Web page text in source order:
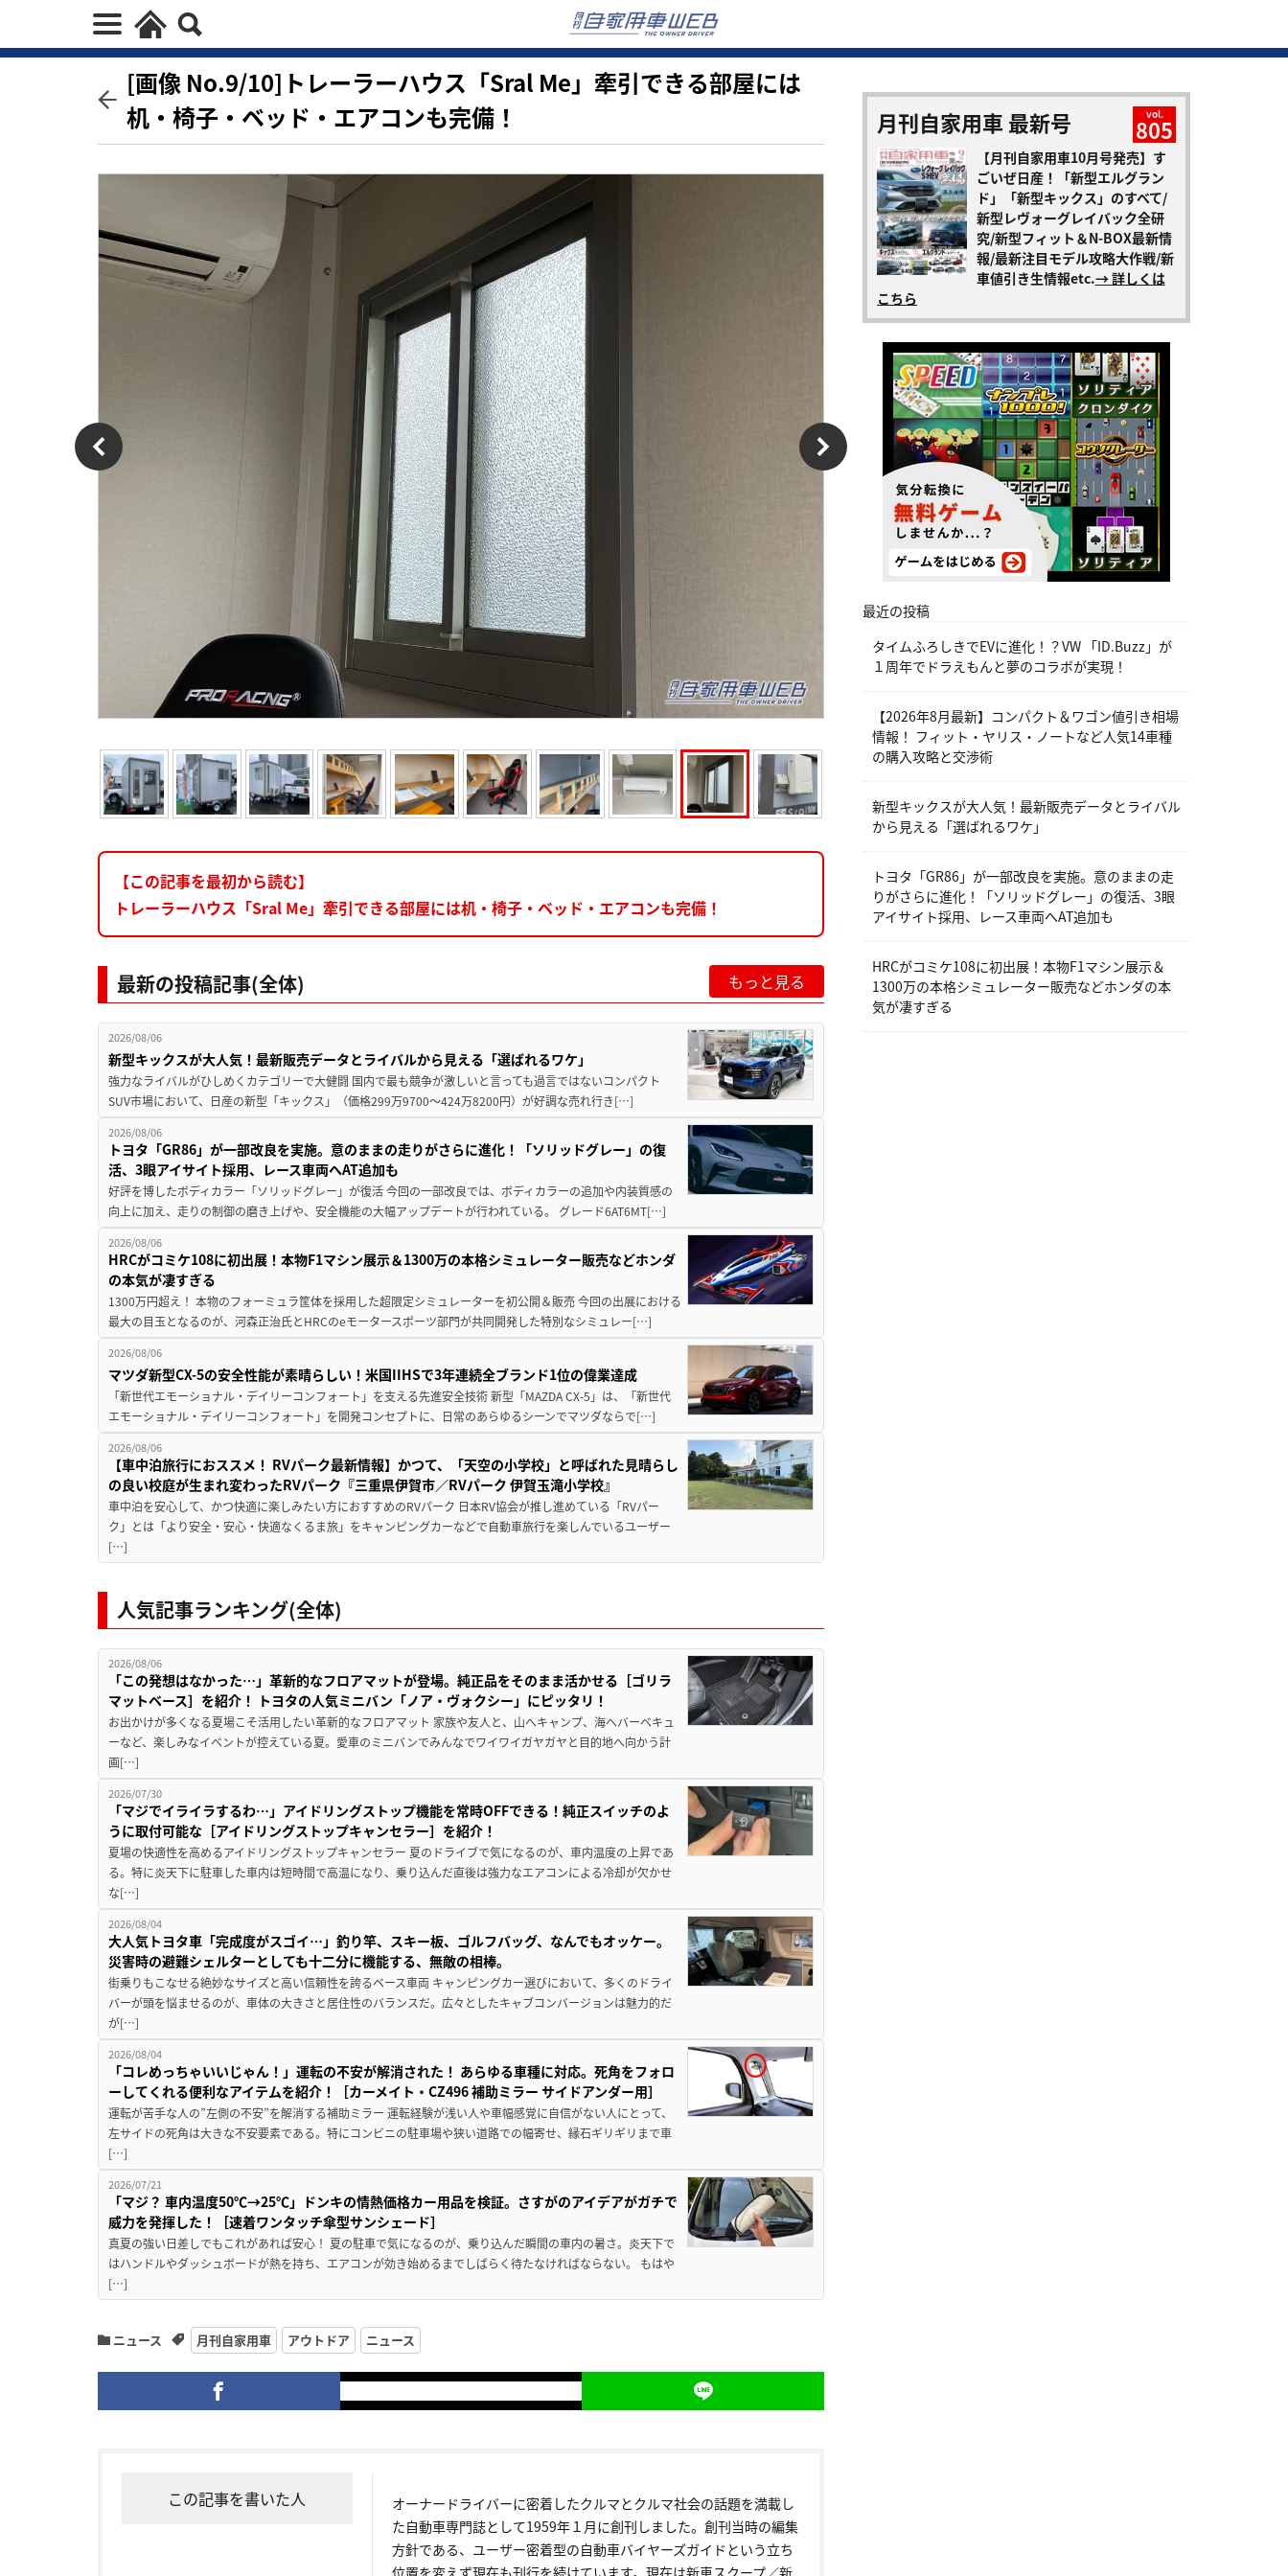
[画像 No.9/10]トレーラーハウス「Sral Me」牽引できる部屋には
机・椅子・ベッド・エアコンも完備！
【この記事を最初から読む】
トレーラーハウス「Sral Me」牽引できる部屋には机・椅子・ベッド・エアコンも完備！
最新の投稿記事(全体) もっと見る
2026/08/06
新型キックスが大人気！最新販売データとライバルから見える「選ばれるワケ」
強力なライバルがひしめくカテゴリーで大健闘 国内で最も競争が激しいと言っても過言ではないコンパクト
SUV市場において、日産の新型「キックス」（価格299万9700～424万8200円）が好調な売れ行き[…]
2026/08/06
トヨタ「GR86」が一部改良を実施。意のままの走りがさらに進化！「ソリッドグレー」の復
活、3眼アイサイト採用、レース車両へAT追加も
好評を博したボディカラー「ソリッドグレー」が復活 今回の一部改良では、ボディカラーの追加や内装質感の
向上に加え、走りの制御の磨き上げや、安全機能の大幅アップデートが行われている。 グレード6AT6MT[…]
2026/08/06
HRCがコミケ108に初出展！本物F1マシン展示＆1300万の本格シミュレーター販売などホンダ
の本気が凄すぎる
1300万円超え！ 本物のフォーミュラ筐体を採用した超限定シミュレーターを初公開＆販売 今回の出展における
最大の目玉となるのが、河森正治氏とHRCのeモータースポーツ部門が共同開発した特別なシミュレー[…]
2026/08/06
マツダ新型CX-5の安全性能が素晴らしい！米国IIHSで3年連続全ブランド1位の偉業達成
「新世代エモーショナル・デイリーコンフォート」を支える先進安全技術 新型「MAZDA CX-5」は、「新世代
エモーショナル・デイリーコンフォート」を開発コンセプトに、日常のあらゆるシーンでマツダならで[…]
2026/08/06
【車中泊旅行におススメ！ RVパーク最新情報】かつて、「天空の小学校」と呼ばれた見晴らし
の良い校庭が生まれ変わったRVパーク『三重県伊賀市／RVパーク 伊賀玉滝小学校』
車中泊を安心して、かつ快適に楽しみたい方におすすめのRVパーク 日本RV協会が推し進めている「RVパー
ク」とは「より安全・安心・快適なくるま旅」をキャンピングカーなどで自動車旅行を楽しんでいるユーザー
[…]
人気記事ランキング(全体)
2026/08/06
「この発想はなかった…」革新的なフロアマットが登場。純正品をそのまま活かせる［ゴリラ
マットベース］を紹介！ トヨタの人気ミニバン「ノア・ヴォクシー」にピッタリ！
お出かけが多くなる夏場こそ活用したい革新的なフロアマット 家族や友人と、山へキャンプ、海へバーベキュ
ーなど、楽しみなイベントが控えている夏。愛車のミニバンでみんなでワイワイガヤガヤと目的地へ向かう計
画[…]
2026/07/30
「マジでイライラするわ…」アイドリングストップ機能を常時OFFできる！純正スイッチのよ
うに取付可能な［アイドリングストップキャンセラー］を紹介！
夏場の快適性を高めるアイドリングストップキャンセラー 夏のドライブで気になるのが、車内温度の上昇であ
る。特に炎天下に駐車した車内は短時間で高温になり、乗り込んだ直後は強力なエアコンによる冷却が欠かせ
な[…]
2026/08/04
大人気トヨタ車「完成度がスゴイ…」釣り竿、スキー板、ゴルフバッグ、なんでもオッケー。
災害時の避難シェルターとしても十二分に機能する、無敵の相棒。
街乗りもこなせる絶妙なサイズと高い信頼性を誇るベース車両 キャンピングカー選びにおいて、多くのドライ
バーが頭を悩ませるのが、車体の大きさと居住性のバランスだ。広々としたキャブコンバージョンは魅力的だ
が[…]
2026/08/04
「コレめっちゃいいじゃん！」運転の不安が解消された！ あらゆる車種に対応。死角をフォロ
ーしてくれる便利なアイテムを紹介！［カーメイト・CZ496 補助ミラー サイドアンダー用］
運転が苦手な人の”左側の不安”を解消する補助ミラー 運転経験が浅い人や車幅感覚に自信がない人にとって、
左サイドの死角は大きな不安要素である。特にコンビニの駐車場や狭い道路での幅寄せ、縁石ギリギリまで車
[…]
2026/07/21
「マジ？ 車内温度50℃→25℃」ドンキの情熱価格カー用品を検証。さすがのアイデアがガチで
威力を発揮した！［速着ワンタッチ傘型サンシェード］
真夏の強い日差しでもこれがあれば安心！ 夏の駐車で気になるのが、乗り込んだ瞬間の車内の暑さ。炎天下で
はハンドルやダッシュボードが熱を持ち、エアコンが効き始めるまでしばらく待たなければならない。 もはや
[…]
ニュース 月刊自家用車 アウトドア ニュース
この記事を書いた人
オーナードライバーに密着したクルマとクルマ社会の話題を満載し
た自動車専門誌として1959年１月に創刊しました。創刊当時の編集
方針である、ユーザー密着型の自動車バイヤーズガイドという立ち
位置を変えず現在も刊行を続けています。現在は新車スクープ／新
月刊自家用車 最新号 vol.
805
【月刊自家用車10月号発売】す
ごいぜ日産！「新型エルグラン
ド」「新型キックス」のすべて/
新型レヴォーグレイバック全研
究/新型フィット＆N-BOX最新情
報/最新注目モデル攻略大作戦/新
車値引き生情報etc.→ 詳しくは
こちら
最近の投稿
タイムふろしきでEVに進化！？VW 「ID.Buzz」が
１周年でドラえもんと夢のコラボが実現！
【2026年8月最新】コンパクト＆ワゴン値引き相場
情報！ フィット・ヤリス・ノートなど人気14車種
の購入攻略と交渉術
新型キックスが大人気！最新販売データとライバル
から見える「選ばれるワケ」
トヨタ「GR86」が一部改良を実施。意のままの走
りがさらに進化！「ソリッドグレー」の復活、3眼
アイサイト採用、レース車両へAT追加も
HRCがコミケ108に初出展！本物F1マシン展示＆
1300万の本格シミュレーター販売などホンダの本
気が凄すぎる